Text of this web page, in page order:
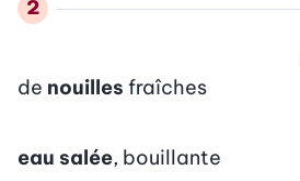
de nouilles fraîches
eau salée, bouillante